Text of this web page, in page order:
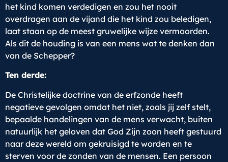
het kind komen verdedigen en zou het nooit
overdragen aan de vijand die het kind zou beledigen,
laat staan op de meest gruwelijke wijze vermoorden.
Als dit de houding is van een mens wat te denken dan
van de Schepper?
Ten derde:
De Christelijke doctrine van de erfzonde heeft
negatieve gevolgen omdat het niet, zoals jij zelf stelt,
bepaalde handelingen van de mens verwacht, buiten
natuurlijk het geloven dat God Zijn zoon heeft gestuurd
naar deze wereld om gekruisigd te worden en te
sterven voor de zonden van de mensen. Een persoon